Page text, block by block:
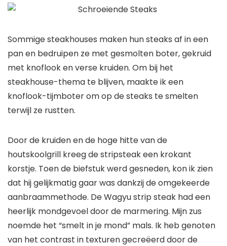
Sommige steakhouses maken hun steaks af in een
pan en bedruipen ze met gesmolten boter, gekruid
met knoflook en verse kruiden. Om bij het
steakhouse-thema te blijven, maakte ik een
knoflook-tijmboter om op de steaks te smelten
terwijl ze rustten.
Door de kruiden en de hoge hitte van de
houtskoolgrill kreeg de stripsteak een krokant
korstje. Toen de biefstuk werd gesneden, kon ik zien
dat hij gelijkmatig gaar was dankzij de omgekeerde
aanbraammethode. De Wagyu strip steak had een
heerlijk mondgevoel door de marmering. Mijn zus
noemde het “smelt in je mond” mals. Ik heb genoten
van het contrast in texturen gecreëerd door de